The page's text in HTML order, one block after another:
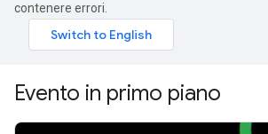
contenere errori.
Evento in primo piano